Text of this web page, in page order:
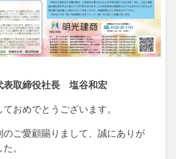
取締役社長 塩谷和宏
おめでとうございます。
ご愛顧賜りまして、誠にありが
。